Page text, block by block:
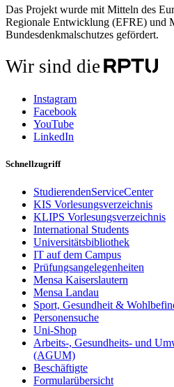
Das Projekt wurde mit Mitteln des
Regionale Entwicklung (EFRE) und
Bundesdenkmalschutzes gefördert.
Wir sind die
Instagram
Facebook
YouTube
LinkedIn
Schnellzugriff
StudierendenServiceCenter
KIS Vorlesungsverzeichnis
KLIPS Vorlesungsverzeichnis
International Students
Universitätsbibliothek
IT auf dem Campus
Prüfungsangelegenheiten
Mensa Kaiserslautern
Mensa Landau
Sport, Gesundheit &
Personensuche
Uni-Shop
Arbeits-, Gesundheits- und
(AGUM)
Beschäftigte
Formularübersicht